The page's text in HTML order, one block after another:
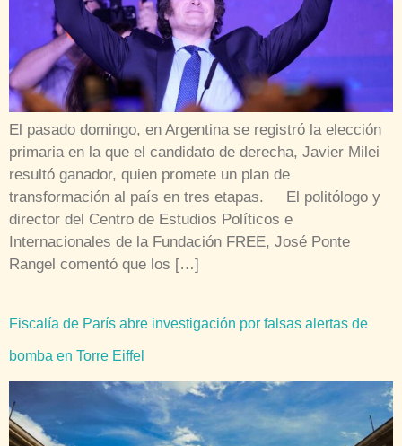
El pasado domingo, en Argentina se registró la elección
primaria en la que el candidato de derecha, Javier Milei
resultó ganador, quien promete un plan de
transformación al país en tres etapas. El politólogo y
director del Centro de Estudios Políticos e
Internacionales de la Fundación FREE, José Ponte
Rangel comentó que los […]
Fiscalía de París abre investigación por falsas alertas de
bomba en Torre Eiffel